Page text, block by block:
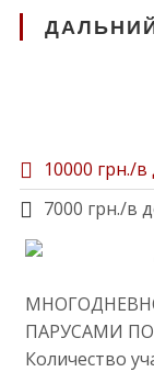
10000 грн./в
7000 грн./в
ПАРУСАМИ
Количество